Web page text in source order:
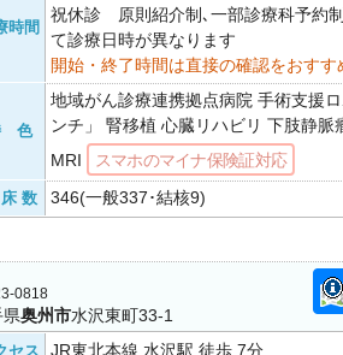
時間
祝休診 原則紹介制､一部診療科予約
て診療日時が異なります
開始・終了時間は直接の確認をおすす
色
地域がん診療連携拠点病院 手術支援
ンチ」 腎移植 心臓リハビリ 下肢静脈
MRI
スマホのマイナ保険証対応
数 346(一般337･結核9)
0818
奥州市水沢東町33-1
セス JR東北本線 水沢駅 徒歩 7分